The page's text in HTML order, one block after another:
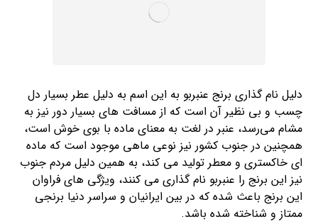
دلیل نام گذاری برنج عنبربو به این اسم به دلیل عطر بسیار دل
چسب و بی‌ نظیر آن است که از مسافت های بسیار دور نیز به
مشام می‌رسد، عنبر در لغت به معنای ماده با بوی خوش است،
همچنین در جنوب کشور نیز نوعی ماهی موجود است که ماده
ای خاکستری و معطر تولید می‌ کند، به همین دلیل مردم جنوب
نیز این برنج را عنبربو نام گذاری می کنند، ویژگی های فراوان
این برنج باعث شده که در بین ایرانیان و سراسر دنیا برنجی
ممتاز و شناخته شده باشد.